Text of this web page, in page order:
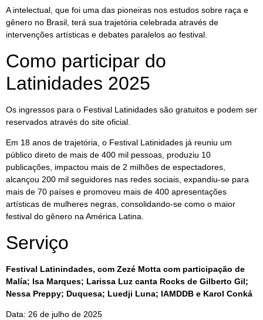
A intelectual, que foi uma das pioneiras nos estudos sobre raça e
gênero no Brasil, terá sua trajetória celebrada através de
intervenções artísticas e debates paralelos ao festival.
Como participar do
Latinidades 2025
Os ingressos para o Festival Latinidades são gratuitos e podem ser
reservados através do site oficial.
Em 18 anos de trajetória, o Festival Latinidades já reuniu um
público direto de mais de 400 mil pessoas, produziu 10
publicações, impactou mais de 2 milhões de espectadores,
alcançou 200 mil seguidores nas redes sociais, expandiu-se para
mais de 70 países e promoveu mais de 400 apresentações
artísticas de mulheres negras, consolidando-se como o maior
festival do gênero na América Latina.
Serviço
Festival Latinindades, com Zezé Motta com participação de
Malía; Isa Marques; Larissa Luz canta Rocks de Gilberto Gil;
Nessa Preppy; Duquesa; Luedji Luna; IAMDDB e Karol Conká
Data: 26 de julho de 2025